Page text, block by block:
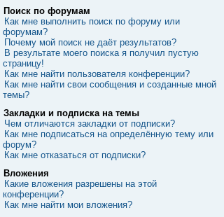
Поиск по форумам
Как мне выполнить поиск по форуму или
форумам?
Почему мой поиск не даёт результатов?
В результате моего поиска я получил пустую
страницу!
Как мне найти пользователя конференции?
Как мне найти свои сообщения и созданные мной
темы?
Закладки и подписка на темы
Чем отличаются закладки от подписки?
Как мне подписаться на определённую тему или
форум?
Как мне отказаться от подписки?
Вложения
Какие вложения разрешены на этой
конференции?
Как мне найти мои вложения?